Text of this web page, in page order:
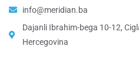
info@meridian.ba
Dajanli Ibrahim-bega 10-12,
Hercegovina​